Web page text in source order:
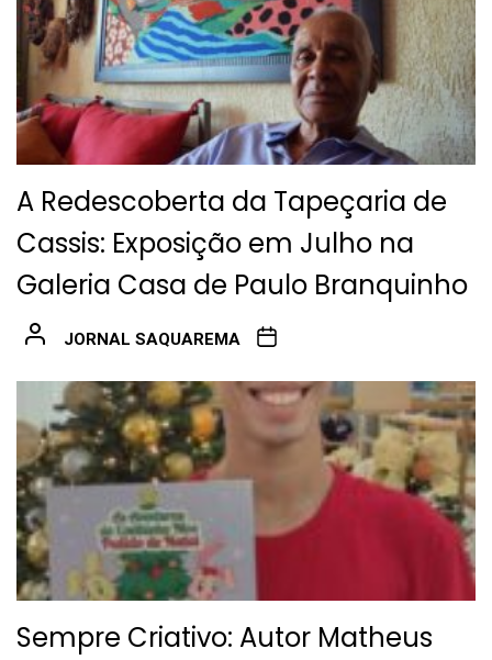
A Redescoberta da Tapeçaria de
Cassis: Exposição em Julho na
Galeria Casa de Paulo Branquinho
JORNAL SAQUAREMA
Sempre Criativo: Autor Matheus